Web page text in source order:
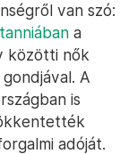
van szó:
a
közötti nők
A
is
adóját.